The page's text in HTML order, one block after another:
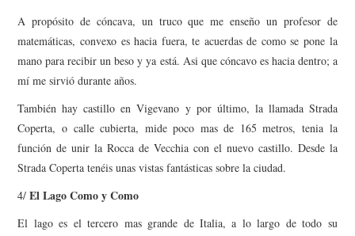
A propósito de cóncava, un truco que me enseño un profesor de
matemáticas, convexo es hacia fuera, te acuerdas de como se pone la
mano para recibir un beso y ya está. Asi que cóncavo es hacia dentro; a
mí me sirvió durante años.
También hay castillo en Vigevano y por último, la llamada Strada
Coperta, o calle cubierta, mide poco mas de 165 metros, tenia la
función de unir la Rocca de Vecchia con el nuevo castillo. Desde la
Strada Coperta tenéis unas vistas fantásticas sobre la ciudad.
4/El Lago Como y Como
El lago es el tercero mas grande de Italia, a lo largo de todo su